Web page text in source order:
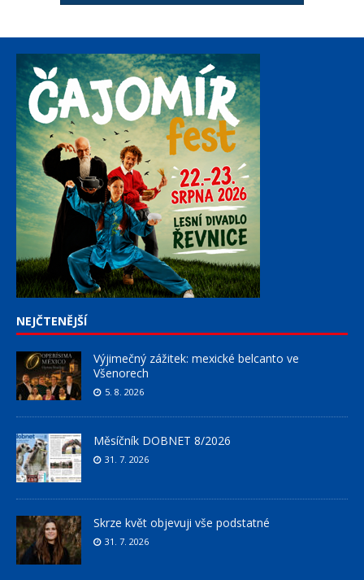
NEJČTENĚJŠÍ
Výjimečný zážitek: mexické belcanto ve
Všenorech
5. 8. 2026
Měsíčník DOBNET 8/2026
31. 7. 2026
Skrze květ objevuji vše podstatné
31. 7. 2026